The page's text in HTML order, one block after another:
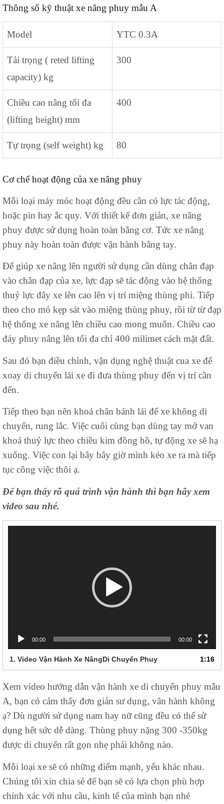
Thông số kỹ thuật xe nâng phuy mẫu A
Model YTC 0.3A
Tải trọng ( reted lifting
capacity) kg
300
Chiều cao nâng tối đa
(lifting height) mm
400
Tự trọng (self weight) kg 80
Cơ chế hoạt động của xe nâng phuy
Mỗi loại máy móc hoạt động đều cần có lực tác động,
hoặc pin hay ắc quy. Với thiết kế đơn giản, xe nâng
phuy được sử dụng hoàn toàn bằng cơ. Tức xe nâng
phuy này hoàn toàn được vận hành bằng tay.
Để giúp xe nâng lên người sử dụng cần dùng chân đạp
vào chân đạp của xe, lực đạp sẽ tác động vào hệ thống
thuỷ lực đây xe lên cao lên vị trí miệng thùng phi. Tiếp
theo cho mỏ kẹp sát vào miệng thùng phuy, rồi từ từ đạp
hệ thống xe nâng lên chiều cao mong muốn. Chiều cao
đáy phuy nâng lên tối đa chỉ 400 milimet cách mặt đất.
Sau đó bạn điều chỉnh, vận dụng nghệ thuật cua xe để
xoay di chuyển lái xe đi đưa thùng phuy đến vị trí cần
đến.
Tiếp theo bạn nên khoá chân bánh lái để xe không di
chuyển, rung lắc. Việc cuối cùng bạn dùng tay mở van
khoá thuỷ lực theo chiều kim đồng hồ, tự động xe sẽ hạ
xuống. Việc con lại bây bây giờ mình kéo xe ra mà tiếp
tục công việc thôi ạ.
Để bạn thấy rõ quá trình vận hành thì bạn hãy xem
video sau nhé.
00:00 00:00
1. Video Vận Hành Xe NângDi Chuyển Phuy 1:16
Xem video hướng dẫn vận hành xe di chuyển phuy mẫu
A, bạn có cảm thấy đơn giản sư dụng, vân hành không
ạ? Dù người sử dụng nam hay nữ cũng đều có thể sử
dụng hết sức dễ dàng. Thùng phuy nặng 300 -350kg
được di chuyển rất gọn nhẹ phải không nào.
Mỗi loại xe sẽ có những điểm mạnh, yếu khác nhau.
Chúng tôi xin chia sẻ để bạn sẽ có lựa chọn phù hợp
chính xác với nhu cầu, kinh tế của mình bạn nhé